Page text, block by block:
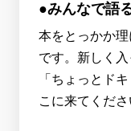
●みんなで語
本をとっかか
です。新しく
「ちょっとド
こに来てくださ